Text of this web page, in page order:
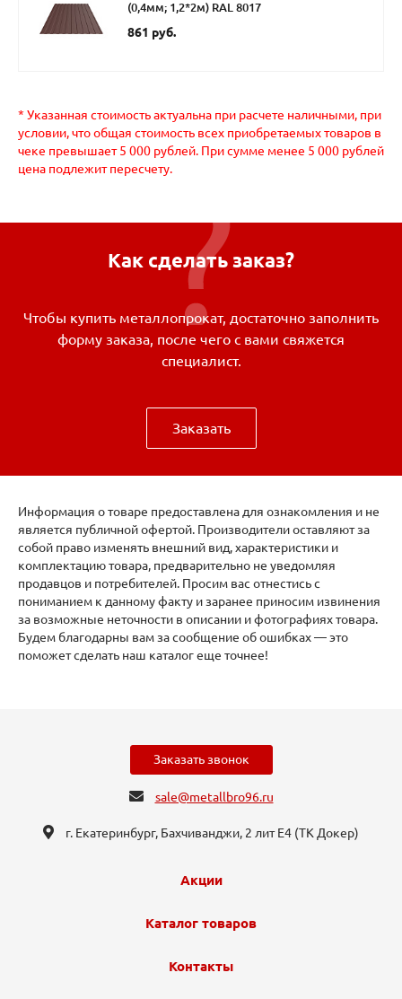
(0,4мм; 1,2*2м) RAL 8017
861 руб.
* Указанная стоимость актуальна при расчете наличными, при
условии, что общая стоимость всех приобретаемых товаров в
чеке превышает 5 000 рублей. При сумме менее 5 000 рублей
цена подлежит пересчету.
Как сделать заказ?
Чтобы купить металлопрокат, достаточно заполнить
форму заказа, после чего с вами свяжется
специалист.
Заказать
Информация о товаре предоставлена для ознакомления и не
является публичной офертой. Производители оставляют за
собой право изменять внешний вид, характеристики и
комплектацию товара, предварительно не уведомляя
продавцов и потребителей. Просим вас отнестись с
пониманием к данному факту и заранее приносим извинения
за возможные неточности в описании и фотографиях товара.
Будем благодарны вам за сообщение об ошибках — это
поможет сделать наш каталог еще точнее!
Заказать звонок
sale@metallbro96.ru
г. Екатеринбург, ​Бахчиванджи, 2 лит Е4 (ТК Докер​)
Акции
Каталог товаров
Контакты